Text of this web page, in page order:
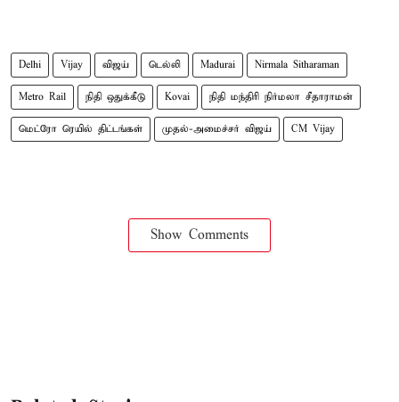
Delhi Vijay விஜய் டெல்லி Madurai Nirmala Sitharaman
Metro Rail நிதி ஒதுக்கீடு Kovai நிதி மந்திரி நிர்மலா சீதாராமன்
மெட்ரோ ரெயில் திட்டங்கள் முதல்-அமைச்சர் விஜய் CM Vijay
Show Comments